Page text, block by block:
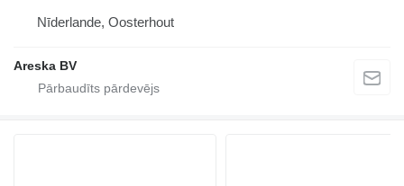
Nīderlande, Oosterhout
Areska BV